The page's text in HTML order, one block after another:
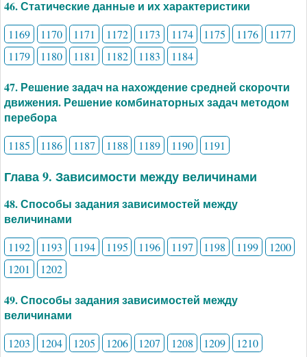
46. Статические данные и их характеристики
1169 1170 1171 1172 1173 1174 1175 1176
1177
1179
1180 1181 1182 1183 1184
47. Решение задач на нахождение средней скорочти
движения. Решение комбинаторных задач методом
перебора
1185 1186 1187 1188 1189 1190 1191
Глава 9. Зависимости между величинами
48. Способы задания зависимостей между
величинами
1192 1193 1194 1195 1196 1197 1198 1199
1200
1201
1202
49. Способы задания зависимостей между
величинами
1203 1204 1205 1206 1207 1208 1209 1210